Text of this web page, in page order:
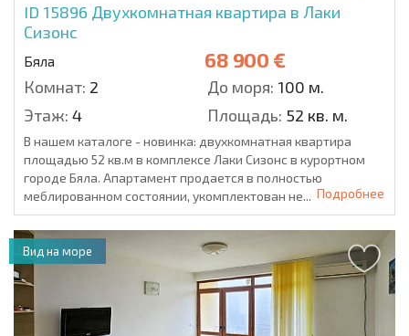
ID 15896 Двухкомнатная квартира в Лаки
Сизонс
Бяла 68 900 €
Комнат: 2 До моря: 100 м.
Этаж: 4 Площадь: 52 кв. м.
В нашем каталоге - новинка: двухкомнатная квартира
площадью 52 кв.м в комплексе Лаки Сизонс в курортном
городе Бяла. Апартамент продается в полностью
меблированном состоянии, укомплектован не... Подробнее
Вид на море